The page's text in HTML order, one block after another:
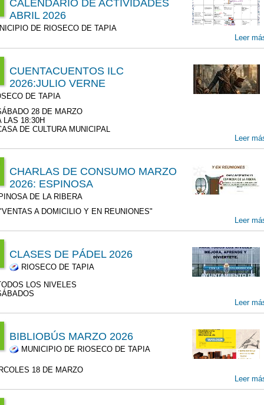
CALENDARIO DE ACTIVIDADES
ABRIL 2026
DE RIOSECO DE TAPIA
Leer
CUENTACUENTOS ILC
2026:JULIO VERNE
DE TAPIA
28 DE MARZO
LAS 18:30H
DE CULTURA MUNICIPAL
Leer
CHARLAS DE CONSUMO MARZO
2026: ESPINOSA
DE LA RIBERA
A DOMICILIO Y EN REUNIONES"
Leer
CLASES DE PÁDEL 2026
RIOSECO DE TAPIA
LOS NIVELES
Leer
BIBLIOBÚS MARZO 2026
MUNICIPIO DE RIOSECO DE TAPIA
18 DE MARZO
Leer